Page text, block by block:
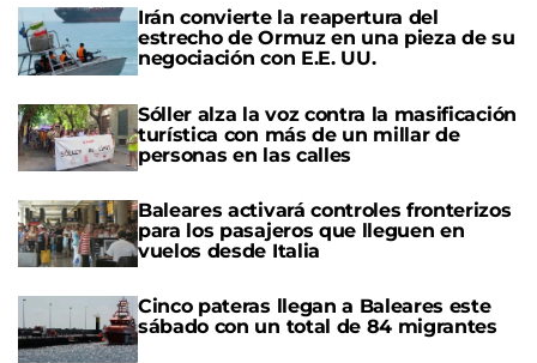
Irán convierte la reapertura del
estrecho de Ormuz en una pieza de su
negociación con E.E. UU.
Sóller alza la voz contra la masificación
turística con más de un millar de
personas en las calles
Baleares activará controles fronterizos
para los pasajeros que lleguen en
vuelos desde Italia
Cinco pateras llegan a Baleares este
sábado con un total de 84 migrantes